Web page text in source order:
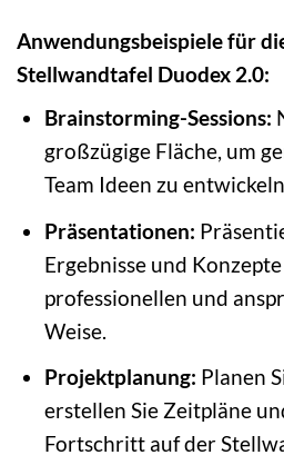
Anwendungsbeispiele für
Stellwandtafel Duodex 2.0:
Brainstorming-Sessions:
großzügige Fläche, um
Team Ideen zu
Präsentationen:
Ergebnisse und
professionellen und
Weise.
Projektplanung: Planen
erstellen Sie Zeitpläne
Fortschritt auf der